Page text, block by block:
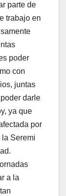
parte de
trabajo en
poder
con
juntas
darle
ya que
por
la Seremi
a la